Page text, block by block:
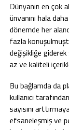
Dünyanın en çok
ünvanını hala
dönemde her
fazla
değişikliğe
az ve kaliteli
Bu bağlamda da
kullanıcı
sayısını
efsaneleşmiş ve